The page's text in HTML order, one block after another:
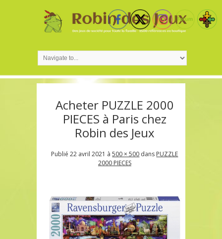
Acheter PUZZLE 2000
PIECES à Paris chez
Robin des Jeux
Publié22 avril 2021 à500 × 500 dans PUZZLE
2000 PIECES